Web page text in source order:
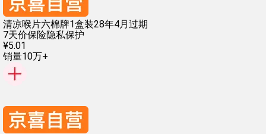
清凉喉片六棉牌1盒装28年4月过期
7天价保险隐私保护
¥5.01
销量10万+